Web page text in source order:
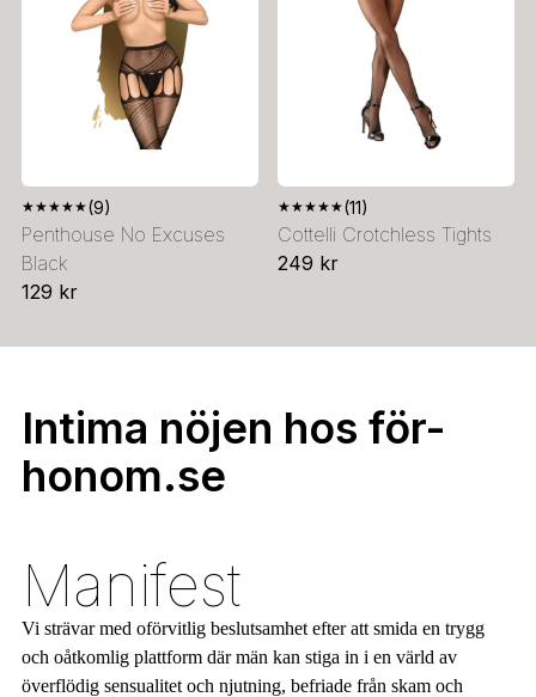
★★★★★(9)
Penthouse No Excuses
Black
129 kr
★★★★★(11)
Cottelli Crotchless Tights
249 kr
Intima nöjen hos för-
honom.se
Manifest
Vi strävar med oförvitlig beslutsamhet efter att smida en trygg
och oåtkomlig plattform där män kan stiga in i en värld av
överflödig sensualitet och njutning, befriade från skam och